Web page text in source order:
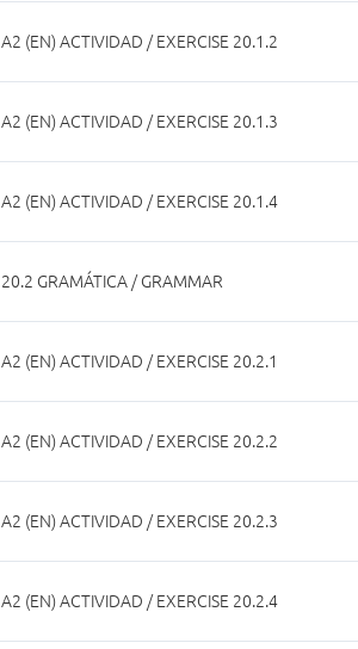
A2 (EN) ACTIVIDAD / EXERCISE 20.1.2
A2 (EN) ACTIVIDAD / EXERCISE 20.1.3
A2 (EN) ACTIVIDAD / EXERCISE 20.1.4
20.2 GRAMÁTICA / GRAMMAR
A2 (EN) ACTIVIDAD / EXERCISE 20.2.1
A2 (EN) ACTIVIDAD / EXERCISE 20.2.2
A2 (EN) ACTIVIDAD / EXERCISE 20.2.3
A2 (EN) ACTIVIDAD / EXERCISE 20.2.4